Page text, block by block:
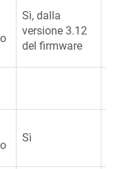
Sì, dalla
versione 3.12
del firmware
Sì